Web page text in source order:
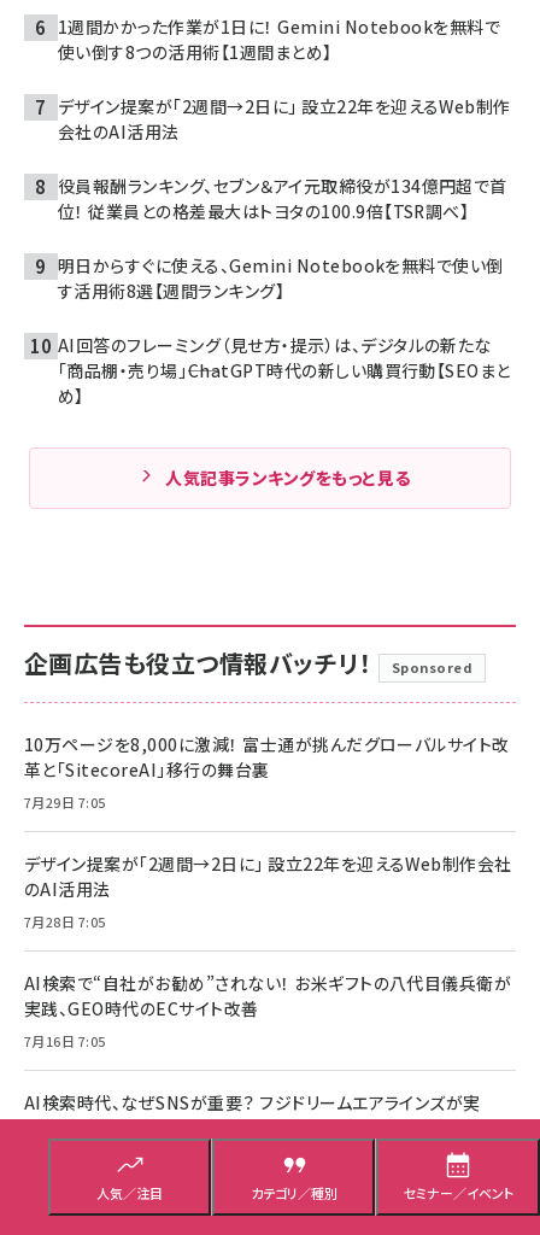
人気／注目 カテゴリ／種別 セミナー／イベント
1週間かかった作業が1日に！ Gemini Notebookを無料で
使い倒す8つの活用術【1週間まとめ】
デザイン提案が「2週間→2日に」 設立22年を迎えるWeb制作
会社のAI活用法
役員報酬ランキング、セブン＆アイ元取締役が134億円超で首
位！ 従業員との格差最大はトヨタの100.9倍【TSR調べ】
明日からすぐに使える、Gemini Notebookを無料で使い倒
す活用術8選【週間ランキング】
AI回答のフレーミング（見せ方・提示）は、デジタルの新たな
「商品棚・売り場」――ChatGPT時代の新しい購買行動【SEOまと
め】
人気記事ランキングをもっと見る
企画広告も役立つ情報バッチリ！ Sponsored
10万ページを8,000に激減！ 富士通が挑んだグローバルサイト改
革と「SitecoreAI」移行の舞台裏
7月29日 7:05
デザイン提案が「2週間→2日に」 設立22年を迎えるWeb制作会社
のAI活用法
7月28日 7:05
AI検索で“自社がお勧め”されない！ お米ギフトの八代目儀兵衛が
実践、GEO時代のECサイト改善
7月16日 7:05
AI検索時代、なぜSNSが重要？ フジドリームエアラインズが実
AI分析で施策のPDCAを高速化！ 中川政七商店とSprocketが実